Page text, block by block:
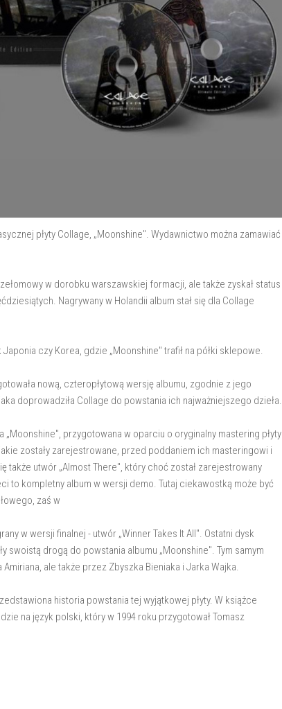
płyty Collage, „Moonshine". Wydawnictwo można zamawiać
w dorobku warszawskiej formacji, ale także zyskał status
Nagrywany w Holandii album stał się dla Collage
czy Korea, gdzie „Moonshine" trafił na półki sklepowe.
nową, czteropłytową wersję albumu, zgodnie z jego
doprowadziła Collage do powstania ich najważniejszego dzieła.
przygotowana w oparciu o oryginalny mastering płyty
zostały zarejestrowane, przed poddaniem ich masteringowi i
także utwór „Almost There", który choć został zarejestrowany
to kompletny album w wersji demo. Tutaj ciekawostką może być
zaś w
w wersji finalnej - utwór „Winner Takes It All". Ostatni dysk
swoistą drogą do powstania albumu „Moonshine". Tym samym
ale także przez Zbyszka Bieniaka i Jarka Wajka.
historia powstania tej wyjątkowej płyty. W książce
na język polski, który w 1994 roku przygotował Tomasz